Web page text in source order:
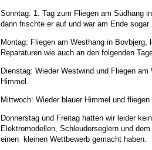
Sonntag: 1. Tag zum Fliegen am Südhang
dann frischte er auf und war am Ende
Montag: Fliegen am Westhang in
Reparaturen wie auch an den folgenden
Dienstag: Wieder Westwind und Fliegen
Himmel.
Mittwoch: Wieder blauer Himmel und
Donnerstag und Freitag hatten wir leider
Elektromodellen, Schleuderseglern und
einen kleinen Wettbewerb gemacht haben.